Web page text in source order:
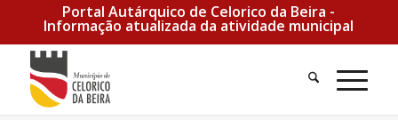
Portal Autárquico de Celorico da Beira -
Informação atualizada da atividade municipal